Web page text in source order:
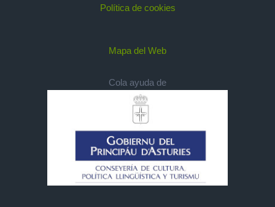
Política de cookies
Mapa del Web
Cola ayuda de